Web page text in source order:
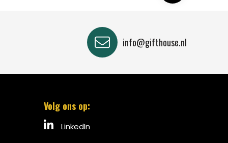
info@gifthouse.nl
Volg ons op:
LinkedIn